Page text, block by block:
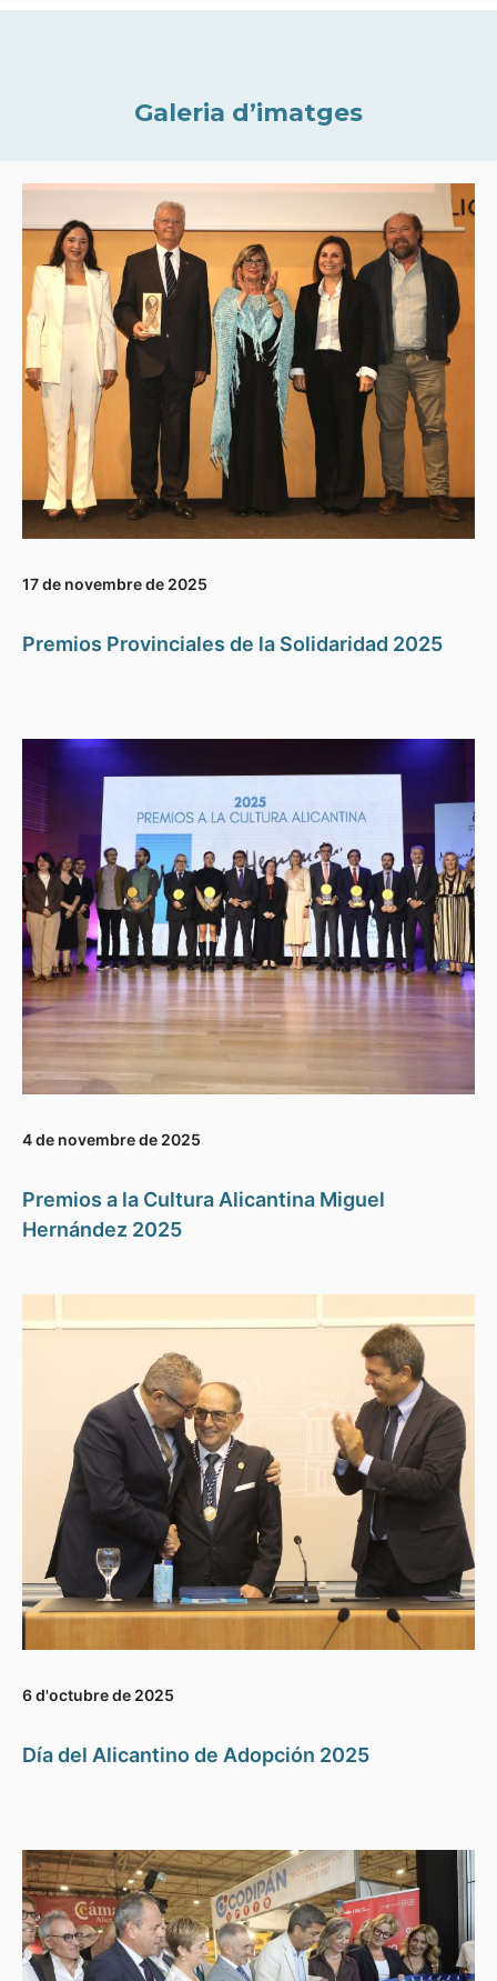
Galeria d’imatges
17 de novembre de 2025
Premios Provinciales de la Solidaridad 2025
4 de novembre de 2025
Premios a la Cultura Alicantina Miguel
Hernández 2025
6 d'octubre de 2025
Día del Alicantino de Adopción 2025